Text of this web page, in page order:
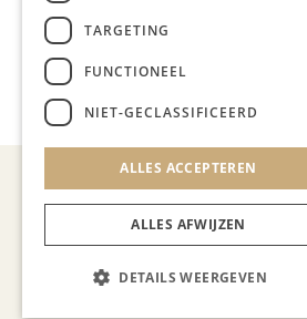
Meer artikelen over:
Gastronomie
Restaurant Studio
Demy Janssen
TARGETING
FUNCTIONEEL
NIET-GECLASSIFICEERD
ALLES ACCEPTEREN
ALLES AFWIJZEN
DETAILS WEERGEVEN